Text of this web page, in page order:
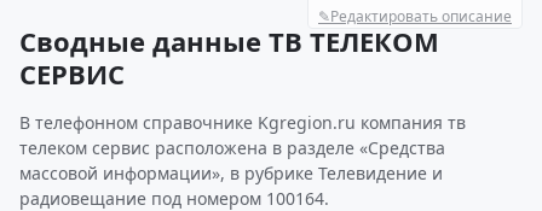
✎Редактировать описание
Сводные данные ТВ ТЕЛЕКОМ
СЕРВИС
В телефонном справочнике Kgregion.ru компания тв
телеком сервис расположена в разделе «Средства
массовой информации», в рубрике Телевидение и
радиовещание под номером 100164.